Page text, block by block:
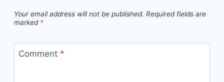
Your email address will not be published. Required fields are
marked *
Comment *